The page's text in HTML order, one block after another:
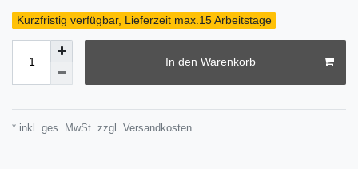
Kurzfristig verfügbar, Lieferzeit max.15 Arbeitstage
In den Warenkorb
* inkl. ges. MwSt. zzgl. Versandkosten